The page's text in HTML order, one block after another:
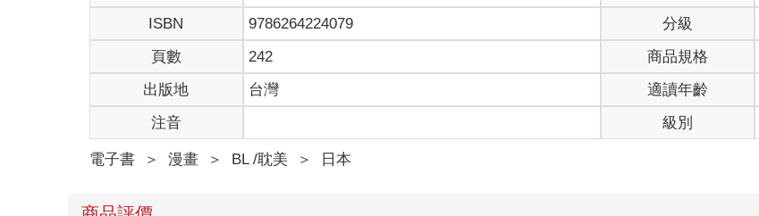
ISBN
9786264224079 分級
頁數
242 商品規格
出版地
台灣 適讀年齡
注音
級別
電子書 ＞ 漫畫 ＞ BL /耽美 ＞ 日本